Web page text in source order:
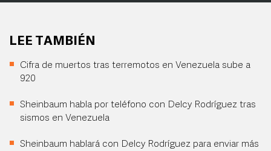
LEE TAMBIÉN
Cifra de muertos tras terremotos en Venezuela sube a
920
Sheinbaum habla por teléfono con Delcy Rodríguez tras
sismos en Venezuela
Sheinbaum hablará con Delcy Rodríguez para enviar más